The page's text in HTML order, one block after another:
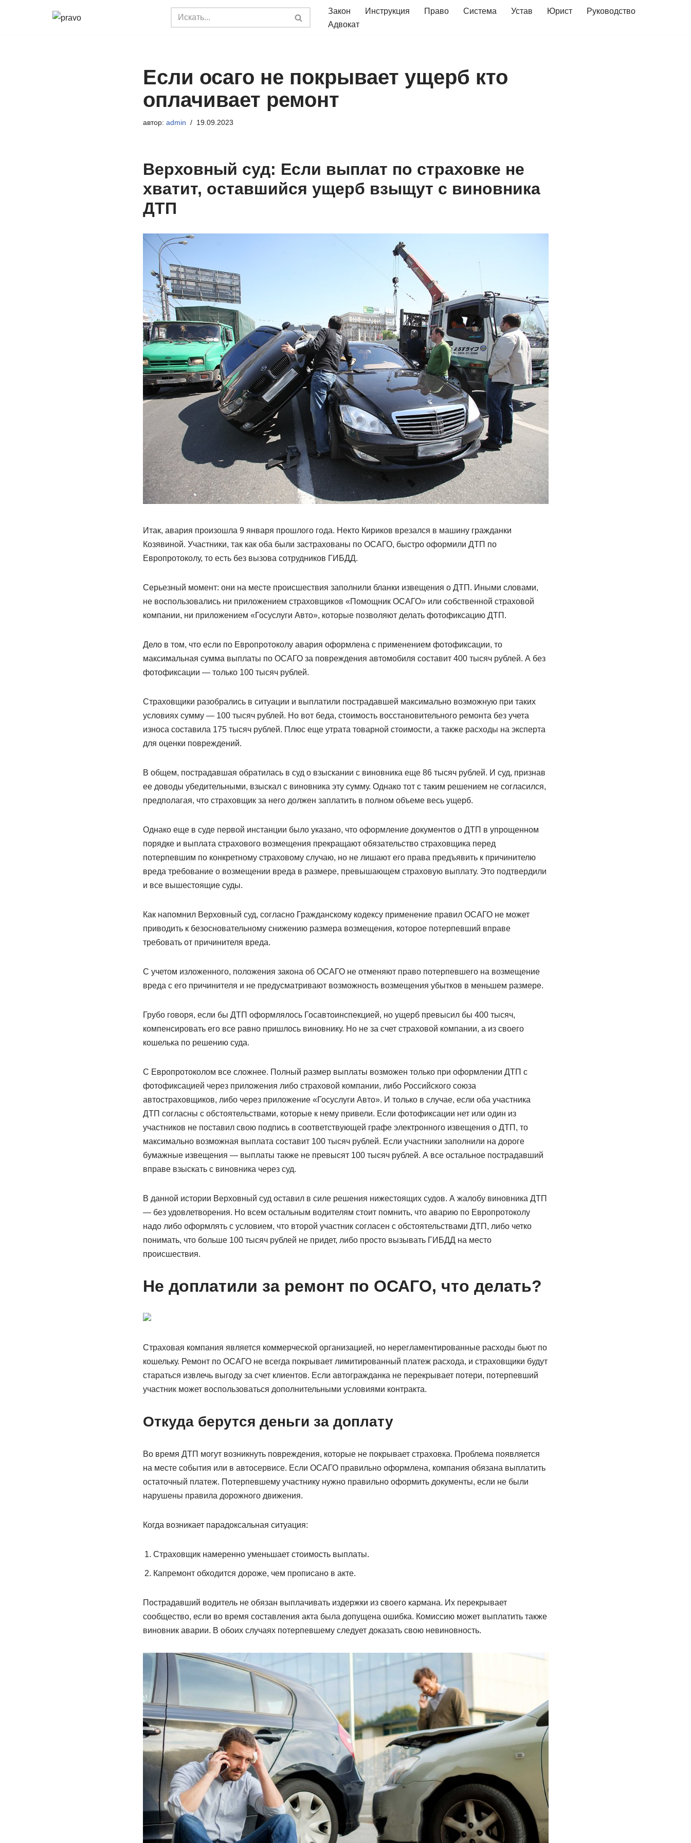
Закон Инструкция Право Система Устав Юрист
Руководство
Адвокат
Если осаго не покрывает ущерб кто
оплачивает ремонт
автор: admin 19.09.2023
Верховный суд: Если выплат по страховке не
хватит, оставшийся ущерб взыщут с виновника
ДТП
Итак, авария произошла 9 января прошлого года. Некто Кириков врезался в машину гражданки
Козявиной. Участники, так как оба были застрахованы по ОСАГО, быстро оформили ДТП по
Европротоколу, то есть без вызова сотрудников ГИБДД.
Серьезный момент: они на месте происшествия заполнили бланки извещения о ДТП. Иными словами,
не воспользовались ни приложением страховщиков «Помощник ОСАГО» или собственной страховой
компании, ни приложением «Госуслуги Авто», которые позволяют делать фотофиксацию ДТП.
Дело в том, что если по Европротоколу авария оформлена с применением фотофиксации, то
максимальная сумма выплаты по ОСАГО за повреждения автомобиля составит 400 тысяч рублей. А без
фотофиксации — только 100 тысяч рублей.
Страховщики разобрались в ситуации и выплатили пострадавшей максимально возможную при таких
условиях сумму — 100 тысяч рублей. Но вот беда, стоимость восстановительного ремонта без учета
износа составила 175 тысяч рублей. Плюс еще утрата товарной стоимости, а также расходы на эксперта
для оценки повреждений.
В общем, пострадавшая обратилась в суд о взыскании с виновника еще 86 тысяч рублей. И суд, признав
ее доводы убедительными, взыскал с виновника эту сумму. Однако тот с таким решением не согласился,
предполагая, что страховщик за него должен заплатить в полном объеме весь ущерб.
Однако еще в суде первой инстанции было указано, что оформление документов о ДТП в упрощенном
порядке и выплата страхового возмещения прекращают обязательство страховщика перед
потерпевшим по конкретному страховому случаю, но не лишают его права предъявить к причинителю
вреда требование о возмещении вреда в размере, превышающем страховую выплату. Это подтвердили
и все вышестоящие суды.
Как напомнил Верховный суд, согласно Гражданскому кодексу применение правил ОСАГО не может
приводить к безосновательному снижению размера возмещения, которое потерпевший вправе
требовать от причинителя вреда.
С учетом изложенного, положения закона об ОСАГО не отменяют право потерпевшего на возмещение
вреда с его причинителя и не предусматривают возможность возмещения убытков в меньшем размере.
Грубо говоря, если бы ДТП оформлялось Госавтоинспекцией, но ущерб превысил бы 400 тысяч,
компенсировать его все равно пришлось виновнику. Но не за счет страховой компании, а из своего
кошелька по решению суда.
С Европротоколом все сложнее. Полный размер выплаты возможен только при оформлении ДТП с
фотофиксацией через приложения либо страховой компании, либо Российского союза
автостраховщиков, либо через приложение «Госуслуги Авто». И только в случае, если оба участника
ДТП согласны с обстоятельствами, которые к нему привели. Если фотофиксации нет или один из
участников не поставил свою подпись в соответствующей графе электронного извещения о ДТП, то
максимально возможная выплата составит 100 тысяч рублей. Если участники заполнили на дороге
бумажные извещения — выплаты также не превысят 100 тысяч рублей. А все остальное пострадавший
вправе взыскать с виновника через суд.
В данной истории Верховный суд оставил в силе решения нижестоящих судов. А жалобу виновника ДТП
— без удовлетворения. Но всем остальным водителям стоит помнить, что аварию по Европротоколу
надо либо оформлять с условием, что второй участник согласен с обстоятельствами ДТП, либо четко
понимать, что больше 100 тысяч рублей не придет, либо просто вызывать ГИБДД на место
происшествия.
Не доплатили за ремонт по ОСАГО, что делать?
Страховая компания является коммерческой организацией, но нерегламентированные расходы бьют по
кошельку. Ремонт по ОСАГО не всегда покрывает лимитированный платеж расхода, и страховщики будут
стараться извлечь выгоду за счет клиентов. Если автогражданка не перекрывает потери, потерпевший
участник может воспользоваться дополнительными условиями контракта.
Откуда берутся деньги за доплату
Во время ДТП могут возникнуть повреждения, которые не покрывает страховка. Проблема появляется
на месте события или в автосервисе. Если ОСАГО правильно оформлена, компания обязана выплатить
остаточный платеж. Потерпевшему участнику нужно правильно оформить документы, если не были
нарушены правила дорожного движения.
Когда возникает парадоксальная ситуация:
Страховщик намеренно уменьшает стоимость выплаты.
Капремонт обходится дороже, чем прописано в акте.
Пострадавший водитель не обязан выплачивать издержки из своего кармана. Их перекрывает
сообщество, если во время составления акта была допущена ошибка. Комиссию может выплатить также
виновник аварии. В обоих случаях потерпевшему следует доказать свою невиновность.